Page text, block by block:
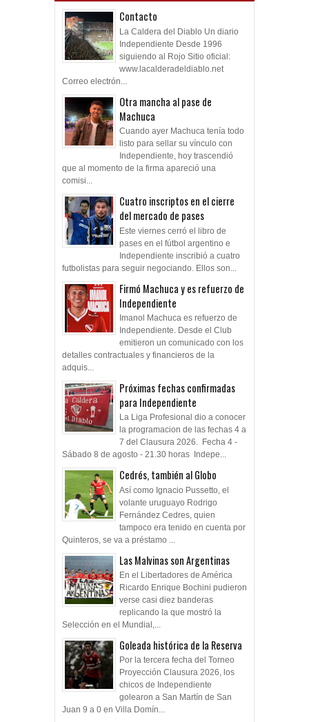
Contacto
La Caldera del Diablo Un diario
Independiente Desde 1996
siguiendo al Rojo Sitio oficial:
www.lacalderadeldiablo.net
Correo electrón...
Otra mancha al pase de
Machuca
Cuando ayer Machuca tenía todo
listo para sellar su vínculo con
Independiente, hoy trascendió
que al momento de la firma apareció una
comisi...
Cuatro inscriptos en el cierre
del mercado de pases
Este viernes cerró el libro de
pases en el fútbol argentino e
Independiente inscribió a cuatro
futbolistas para seguir negociando. Ellos son...
Firmó Machuca y es refuerzo de
Independiente
Imanol Machuca es refuerzo de
Independiente. Desde el Club
emitieron un comunicado con los
detalles contractuales y financieros de la
adquis...
Próximas fechas confirmadas
para Independiente
La Liga Profesional dio a conocer
la programacion de las fechas 4 a
7 del Clausura 2026. Fecha 4 -
Sábado 8 de agosto - 21.30 horas Indepe...
Cedrés, también al Globo
Así como Ignacio Pussetto, el
volante uruguayo Rodrigo
Fernández Cedres, quien
tampoco era tenido en cuenta por
Quinteros, se va a préstamo ...
Las Malvinas son Argentinas
En el Libertadores de América
Ricardo Enrique Bochini pudieron
verse casi diez banderas
replicando la que mostró la
Selección en el Mundial,...
Goleada histórica de la Reserva
Por la tercera fecha del Torneo
Proyección Clausura 2026, los
chicos de Independiente
golearon a San Martín de San
Juan 9 a 0 en Villa Domín...